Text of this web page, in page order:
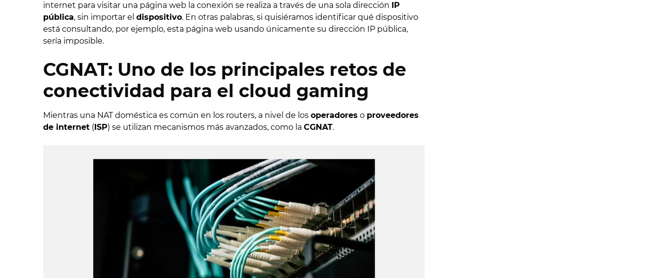
internet para visitar una página web la conexión se realiza a través de una sola dirección
IP
pública, sin importar el dispositivo. En otras palabras, si quisiéramos identificar qué dispositivo
está consultando, por ejemplo, esta página web usando únicamente su dirección IP pública,
sería imposible.
CGNAT: Uno de los principales retos de
conectividad para el cloud gaming
Mientras una NAT doméstica es común en los routers, a nivel de los operadores o proveedores
de internet ( ISP) se utilizan mecanismos más avanzados, como la CGNAT.